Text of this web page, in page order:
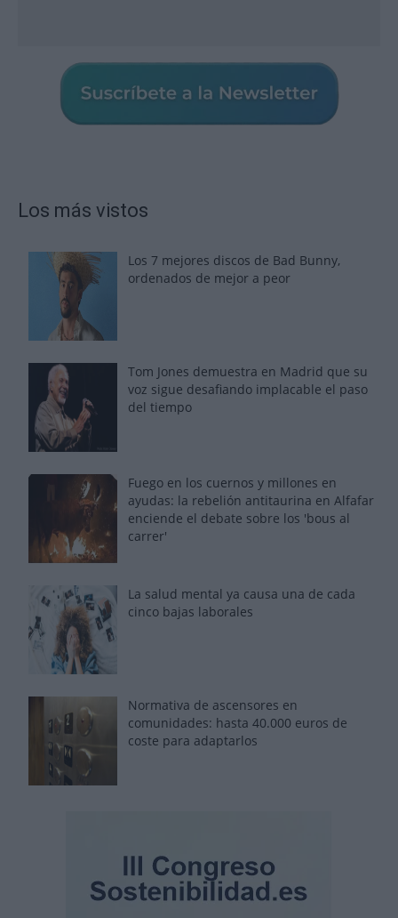
Los más vistos
Los 7 mejores discos de Bad Bunny,
ordenados de mejor a peor
Tom Jones demuestra en Madrid que su
voz sigue desafiando implacable el paso
del tiempo
Fuego en los cuernos y millones en
ayudas: la rebelión antitaurina en Alfafar
enciende el debate sobre los 'bous al
carrer'
La salud mental ya causa una de cada
cinco bajas laborales
Normativa de ascensores en
comunidades: hasta 40.000 euros de
coste para adaptarlos